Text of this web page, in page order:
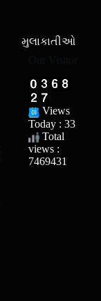
મુલાકાતીઓ
Views
Today : 33
Total
views :
7469431